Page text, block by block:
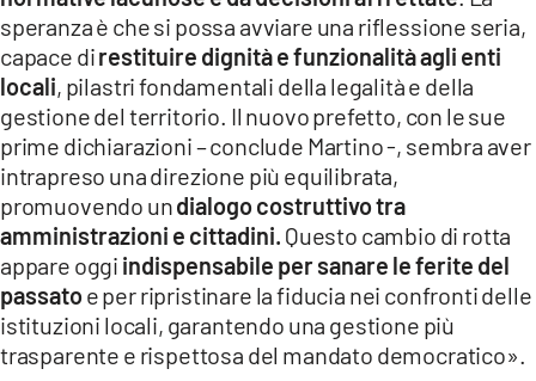
speranza è che si possa avviare una riflessione seria,
capace direstituire dignità e funzionalità agli enti
locali, pilastri fondamentali della legalità e della
gestione del territorio. Il nuovo prefetto, con le sue
prime dichiarazioni – conclude Martino -, sembra aver
intrapreso una direzione più equilibrata,
promuovendo undialogo costruttivo tra
amministrazioni e cittadini. Questo cambio di rotta
appare oggi indispensabile per sanare le ferite del
passatoe per ripristinare la fiducia nei confronti delle
istituzioni locali, garantendo una gestione più
trasparente e rispettosa del mandato democratico».